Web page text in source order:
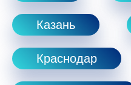
Казань
Краснодар